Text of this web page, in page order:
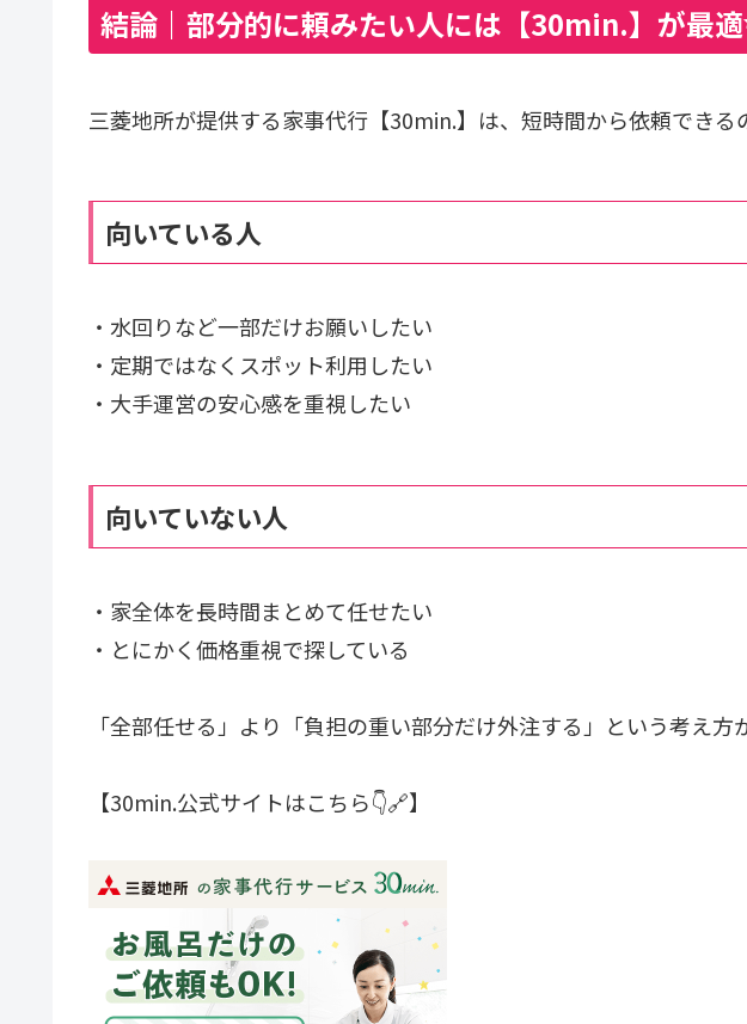
結論｜部分的に頼みたい人には【30min.】が最適
三菱地所が提供する家事代行【30min.】は、短時間から依頼できる
向いている人
・水回りなど一部だけお願いしたい
・定期ではなくスポット利用したい
・大手運営の安心感を重視したい
向いていない人
・家全体を長時間まとめて任せたい
・とにかく価格重視で探している
「全部任せる」より「負担の重い部分だけ外注する」という考え方
【30min.公式サイトはこちら👇🔗】